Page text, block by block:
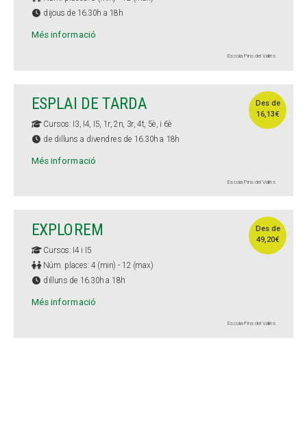
dijous de 16.30h a 18h
Més informació
Escola Pins del Vallès
Des de
16,13€
ESPLAI DE TARDA
Cursos: I3, I4, I5, 1r, 2n, 3r, 4t, 5è, i 6è
de dilluns a divendres de 16.30h a 18h
Més informació
Escola Pins del Vallès
Des de
49,20€
EXPLOREM
Cursos: I4 i I5
Núm. places: 4 (min) - 12 (max)
dilluns de 16.30h a 18h
Més informació
Escola Pins del Vallès